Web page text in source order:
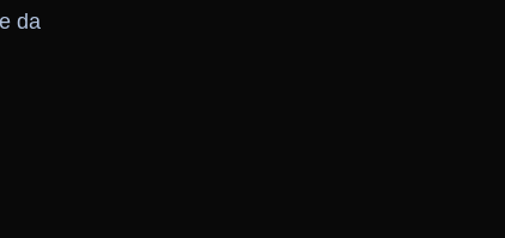
da